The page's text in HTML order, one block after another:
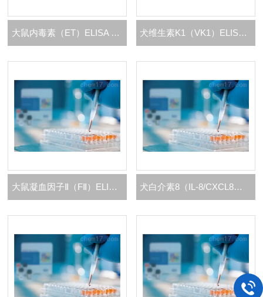
大鼠内毒素（ET）ELISA 试剂盒 犬维生素K1（VK1）ELISA 试剂盒
大鼠凝血因子Ⅱ（FⅡ）ELISA 试剂盒 犬白介素8（IL-8/CXCL8）ELISA 试剂盒